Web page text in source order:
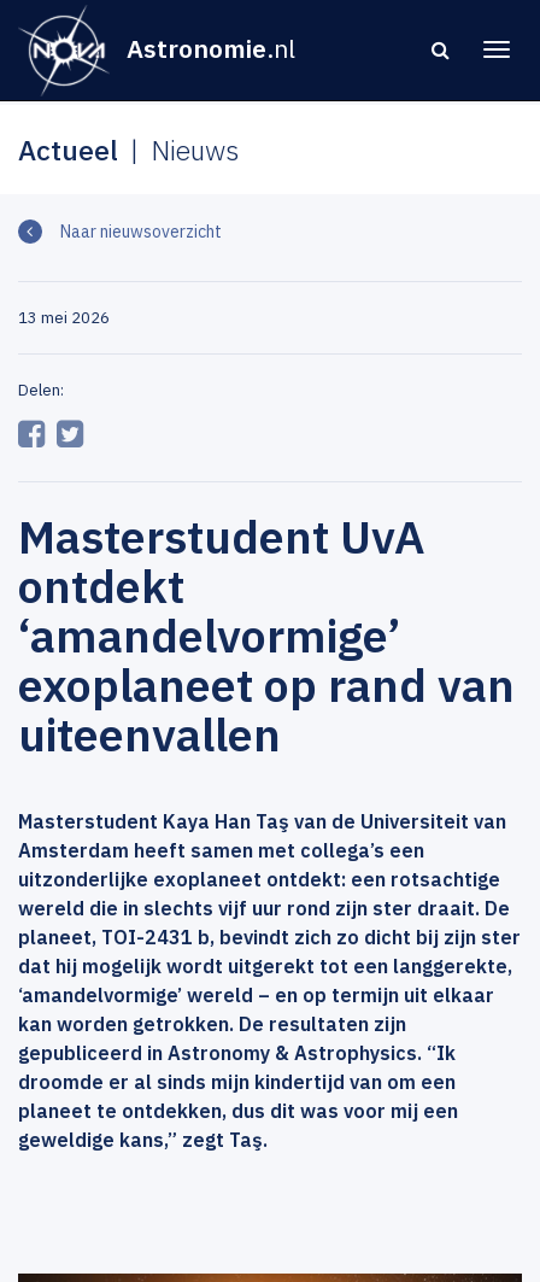
Astronomie.nl
Actueel Nieuws
Naar nieuwsoverzicht
13 mei 2026
Delen:
Masterstudent UvA
ontdekt
‘amandelvormige’
exoplaneet op rand van
uiteenvallen
Masterstudent Kaya Han Taş van de Universiteit van
Amsterdam heeft samen met collega’s een
uitzonderlijke exoplaneet ontdekt: een rotsachtige
wereld die in slechts vijf uur rond zijn ster draait. De
planeet, TOI-2431 b, bevindt zich zo dicht bij zijn ster
dat hij mogelijk wordt uitgerekt tot een langgerekte,
‘amandelvormige’ wereld – en op termijn uit elkaar
kan worden getrokken. De resultaten zijn
gepubliceerd in Astronomy & Astrophysics. “Ik
droomde er al sinds mijn kindertijd van om een
planeet te ontdekken, dus dit was voor mij een
geweldige kans,” zegt Taş.